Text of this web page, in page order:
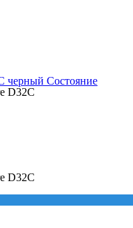
черный Состояние
D32C
D32C